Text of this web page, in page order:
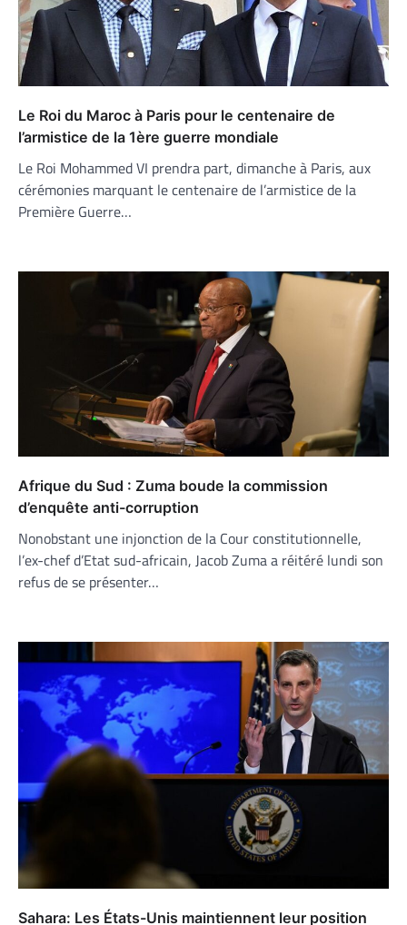
Le Roi du Maroc à Paris pour le centenaire de
l’armistice de la 1ère guerre mondiale
Le Roi Mohammed VI prendra part, dimanche à Paris, aux
cérémonies marquant le centenaire de l’armistice de la
Première Guerre…
Afrique du Sud : Zuma boude la commission
d’enquête anti-corruption
Nonobstant une injonction de la Cour constitutionnelle,
l’ex-chef d’Etat sud-africain, Jacob Zuma a réitéré lundi son
refus de se présenter…
Sahara: Les États-Unis maintiennent leur position